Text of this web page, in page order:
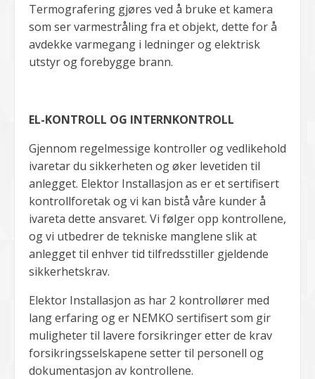
Termografering gjøres ved å bruke et kamera
som ser varmestråling fra et objekt, dette for å
avdekke varmegang i ledninger og elektrisk
utstyr og forebygge brann.
EL-KONTROLL OG INTERNKONTROLL
Gjennom regelmessige kontroller og vedlikehold
ivaretar du sikkerheten og øker levetiden til
anlegget. Elektor Installasjon as er et sertifisert
kontrollforetak og vi kan bistå våre kunder å
ivareta dette ansvaret. Vi følger opp kontrollene,
og vi utbedrer de tekniske manglene slik at
anlegget til enhver tid tilfredsstiller gjeldende
sikkerhetskrav.
Elektor Installasjon as har 2 kontrollører med
lang erfaring og er NEMKO sertifisert som gir
muligheter til lavere forsikringer etter de krav
forsikringsselskapene setter til personell og
dokumentasjon av kontrollene.